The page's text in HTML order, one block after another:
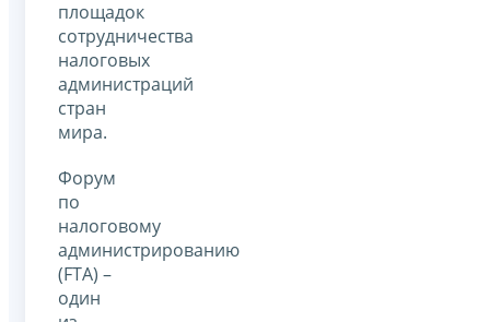
площадок
сотрудничества
налоговых
администраций
стран
мира.
Форум
по
налоговому
администрированию
(FTA) –
один